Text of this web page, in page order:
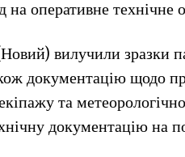
оперативне технічне
вилучили зразки
документацію щодо
та
документацію на